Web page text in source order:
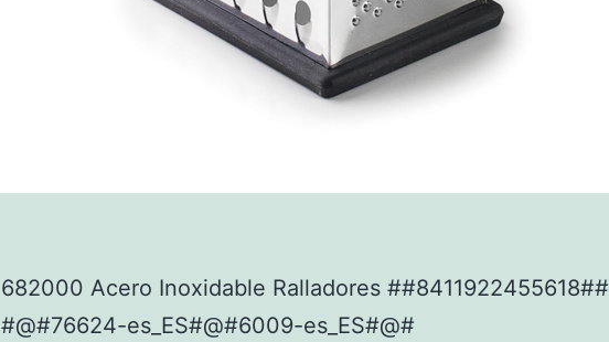
682000 Acero Inoxidable Ralladores ##8411922455618##
#@#76624-es_ES#@#6009-es_ES#@#